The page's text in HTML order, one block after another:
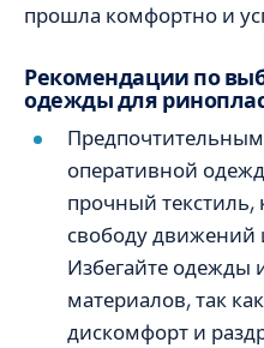
прошла комфортно и
Рекомендации по
одежды для
оперативной
прочный текстиль,
свободу
Избегайте одежды
материалов, так
дискомфорт и